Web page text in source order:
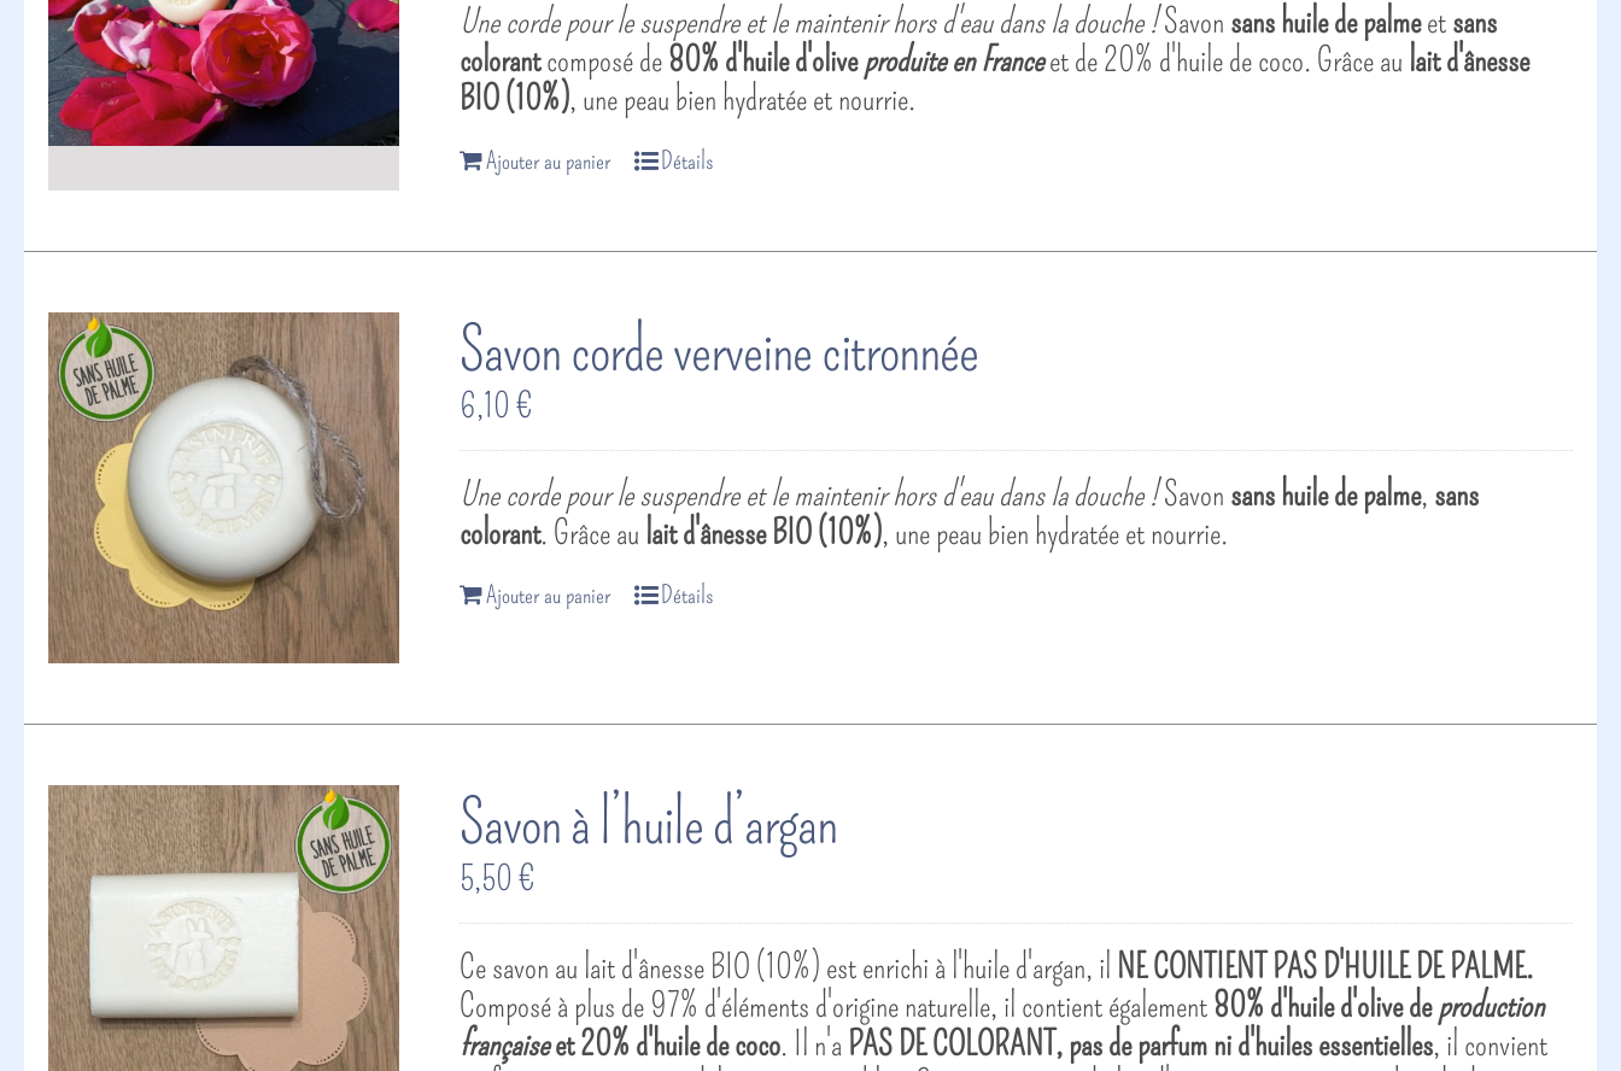
Une corde pour le suspendre et le maintenir hors d'eau dans la douche !Savon sans huile de palmeetsans
colorantcomposé de80% d'huile d'oliveproduite en Franceet de 20% d'huile de coco. Grâce au lait d'ânesse
BIO (10%), une peau bien hydratée et nourrie.
Ajouter au panier Détails
Savon corde verveine citronnée
6,10€
Une corde pour le suspendre et le maintenir hors d'eau dans la douche !Savon sans huile de palme, sans
colorant. Grâce au lait d'ânesse BIO (10%), une peau bien hydratée et nourrie.
Ajouter au panier Détails
Savon à l’huile d’argan
5,50€
Ce savon au lait d'ânesse BIO (10%) est enrichi à l'huile d'argan, il NE CONTIENT PAS D'HUILE DE PALME.
Composé à plus de 97% d'éléments d'origine naturelle, il contient également80% d'huile d'olive deproduction
françaiseet 20% d'huile de coco. Il n'a PAS DE COLORANT, pas de parfum ni d'huiles essentielles, il convient